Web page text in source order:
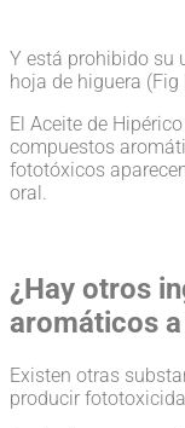
Y está prohibido su
hoja de higuera
El Aceite de
compuestos
fototóxicos
oral.
¿Hay otros
aromáticos
Existen otras
producir